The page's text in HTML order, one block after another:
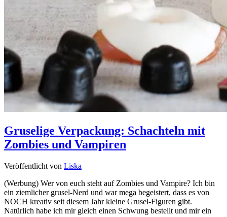
Gruselige Verpackung: Schachteln mit
Zombies und Vampiren
Veröffentlicht von Liska
(Werbung) Wer von euch steht auf Zombies und Vampire? Ich bin
ein ziemlicher grusel-Nerd und war mega begeistert, dass es von
NOCH kreativ seit diesem Jahr kleine Grusel-Figuren gibt.
Natürlich habe ich mir gleich einen Schwung bestellt und mir ein